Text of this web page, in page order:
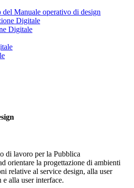
del Manuale operativo di design
Digitale
di lavoro per la Pubblica
orientare la progettazione di ambienti
relative al service design, alla user
e alla user interface.